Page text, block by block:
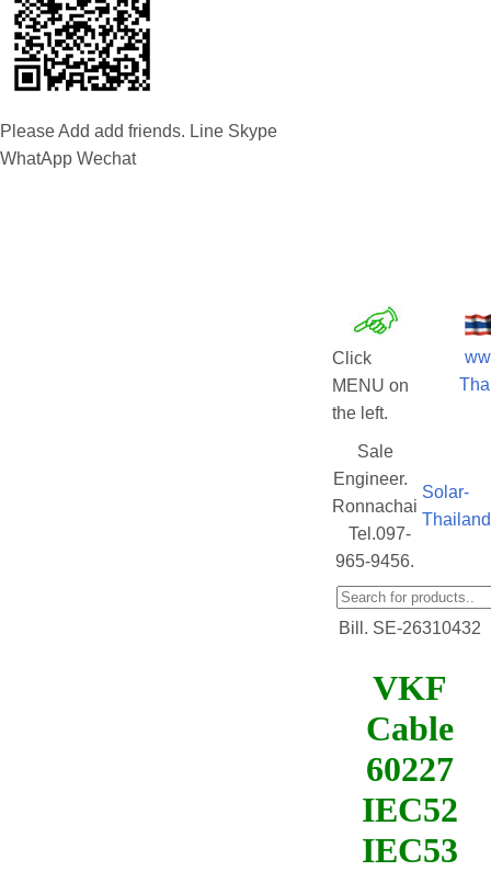
Please Add add friends. Line Skype
WhatApp Wechat
Click
MENU on
the left.
Sale
Engineer.
Ronnachai
Tel.097-
965-9456.
Solar-
Bill. SE-26310432
VKF
Cable
60227
IEC52
IEC53